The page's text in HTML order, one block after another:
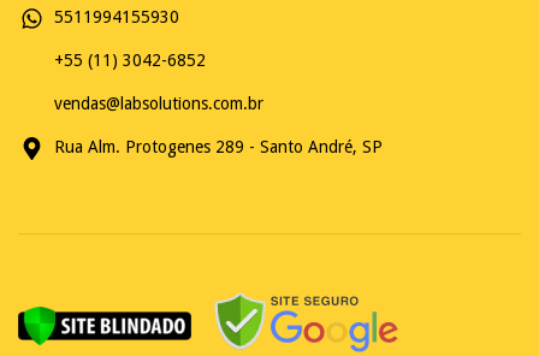
5511994155930
+55 (11) 3042-6852
vendas@labsolutions.com.br
Rua Alm. Protogenes 289 - Santo André, SP